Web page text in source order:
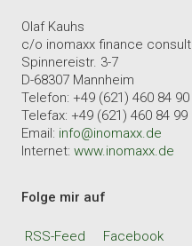
Olaf Kauhs
c/o inomaxx finance consult
Spinnereistr. 3-7
D-68307 Mannheim
Telefon: +49 (621) 460 84 90
Telefax: +49 (621) 460 84 99
Email: info@inomaxx.de
Internet: www.inomaxx.de
Folge mir auf
RSS-Feed Facebook